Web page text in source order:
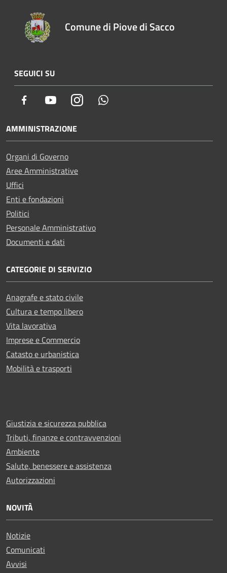
Comune di Piove di Sacco
SEGUICI SU
Facebook YoutubeInstagram
AMMINISTRAZIONE
Organi di Governo
Aree Amministrative
Uffici
Enti e fondazioni
Politici
Personale Amministrativo
Documenti e dati
CATEGORIE DI SERVIZIO
Anagrafe e stato civile
Cultura e tempo libero
Vita lavorativa
Imprese e Commercio
Catasto e urbanistica
Mobilità e trasporti
Giustizia e sicurezza pubblica
Tributi, finanze e contravvenzioni
Ambiente
Salute, benessere e assistenza
Autorizzazioni
NOVITÀ
Notizie
Comunicati
Avvisi